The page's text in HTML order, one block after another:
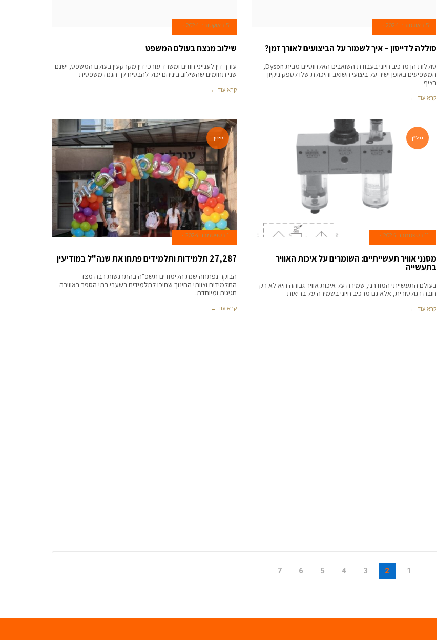
5 באוקטובר 2024
סוללה לדייסון – איך לשמור על הביצועים לאורך זמן?
סוללות הן מרכיב חיוני בעבודת השואבים האלחוטיים מבית Dyson,
המשפיעים באופן ישיר על ביצועי השואב והיכולת שלו לספק ניקיון
רציף.
קרא עוד ←
5 באוקטובר 2024
שילוב מנצח בעולם המשפט
עורך דין לענייני חוזים ומשרד עורכי דין מקרקעין בעולם המשפט, ישנם
שני תחומים שהשילוב ביניהם יכול להבטיח לך הגנה משפטית
קרא עוד ←
נדל"ן
11 בספטמבר 2024
מסנני אוויר תעשייתיים: השומרים על איכות האוויר
בתעשייה
בעולם התעשייתי המודרני, שמירה על איכות אוויר גבוהה היא לא רק
חובה רגולטורית, אלא גם מרכיב חיוני בשמירה על בריאות
קרא עוד ←
חינוך
1 בספטמבר 2024
27,287 תלמידות ותלמידים פתחו את שנה"ל במודיעין
הבוקר נפתחה שנת הלימודים תשפ"ה בהתרגשות רבה מצד
התלמידים וצוותי החינוך שחיכו לתלמידים בשערי בתי הספר באווירה
חגיגית ומיוחדת.
קרא עוד ←
1
2
3
4
5
6
7